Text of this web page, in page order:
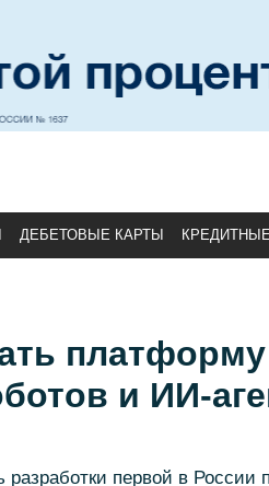
ДЕБЕТОВЫЕ КАРТЫ
и ИИ-
разработки первой в России